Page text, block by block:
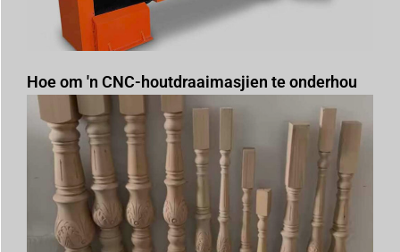
Hoe om 'n CNC-houtdraaimasjien te onderhou